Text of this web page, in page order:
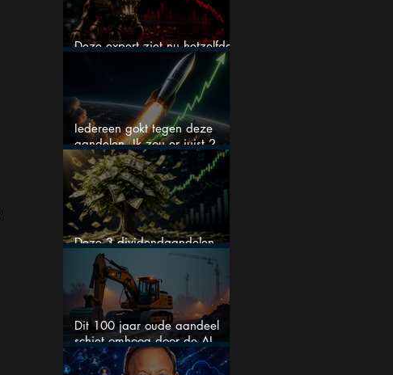
Deze expert ziet nu hetzelfde
als voor de crash van 1987
Iedereen gokt tegen deze
aandelen. Ik zou er juist 2
kopen
Deze 3 dividendaandelen
kunnen binnenkort flink stijgen
Dit 100 jaar oude aandeel
schiet omhoog door de AI-
boom